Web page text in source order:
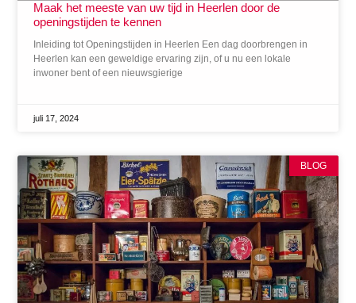
Maak het meeste van uw tijd in Heerlen door de
openingstijden te kennen
Inleiding tot Openingstijden in Heerlen Een dag doorbrengen in
Heerlen kan een geweldige ervaring zijn, of u nu een lokale
inwoner bent of een nieuwsgierige
juli 17, 2024
BLOG